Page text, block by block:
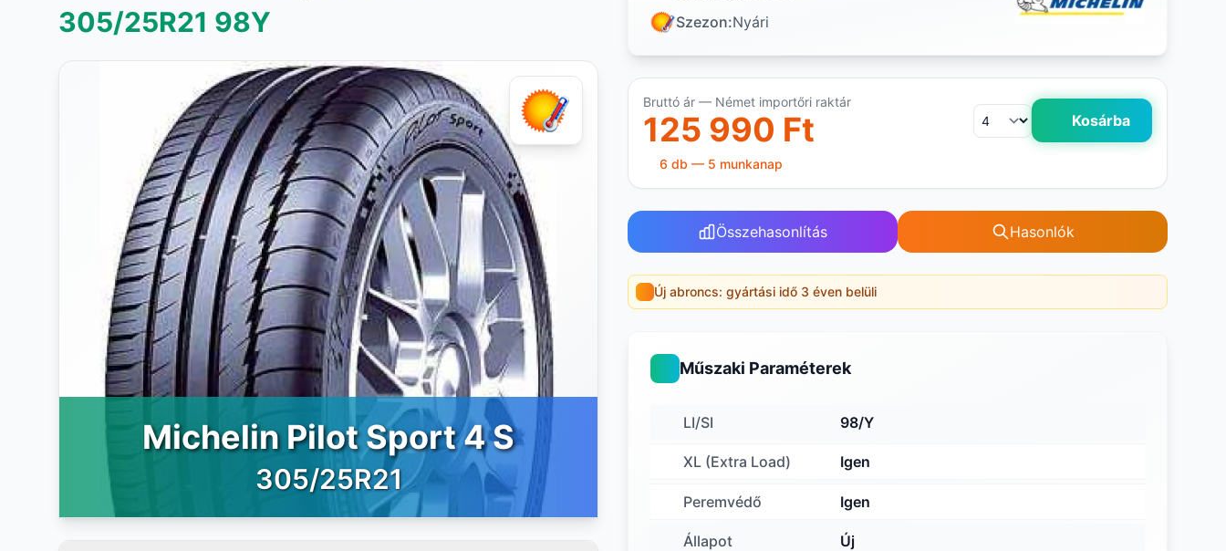
305/25R21 98Y
Michelin Pilot Sport 4 S
305/25R21
Szezon:Nyári
Bruttó ár — Német importőri raktár
125 990 Ft Kosárba
6 db — 5 munkanap
Összehasonlítás Hasonlók
Új abroncs: gyártási idő 3 éven belüli
Műszaki Paraméterek
LI/SI 98/Y
XL (Extra Load) Igen
Peremvédő Igen
Állapot Új